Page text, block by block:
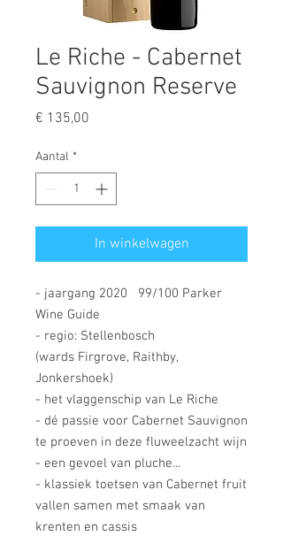
Le Riche - Cabernet
Sauvignon Reserve
€ 135,00
Aantal *
In winkelwagen
- jaargang 2020 99/100 Parker
Wine Guide
- regio: Stellenbosch
(wards Firgrove, Raithby,
Jonkershoek)
- het vlaggenschip van Le Riche
- dé passie voor Cabernet Sauvignon
te proeven in deze fluweelzacht wijn
- een gevoel van pluche...
- klassiek toetsen van Cabernet fruit
vallen samen met smaak van
krenten en cassis